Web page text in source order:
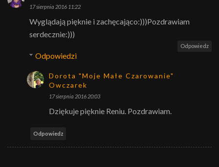
17 sierpnia 2016 11:22
Wyglądają pięknie i zachęcająco:)))Pozdrawiam
serdecznie:)))
Odpowiedz
Odpowiedzi
Dorota "Moje Małe Czarowanie"
Owczarek
17 sierpnia 2016 20:03
Dziękuje pięknie Reniu. Pozdrawiam.
Odpowiedz